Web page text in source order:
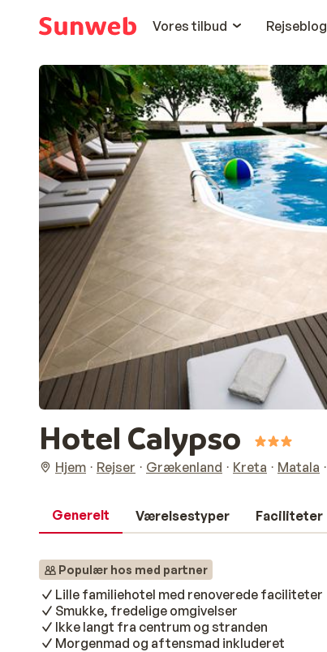
Vores tilbud
Rejseblog
Hotel Calypso
Hjem Rejser Grækenland Kreta Matala
Generelt Værelsestyper Faciliteter
Populær hos med partner
Lille familiehotel med renoverede faciliteter
Smukke, fredelige omgivelser
Ikke langt fra centrum og stranden
Morgenmad og aftensmad inkluderet